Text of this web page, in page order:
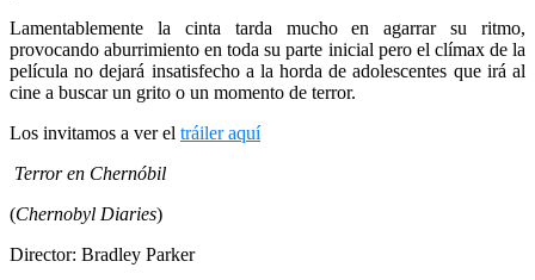
Lamentablemente la cinta tarda mucho en agarrar su ritmo,
provocando aburrimiento en toda su parte inicial pero el clímax de la
película no dejará insatisfecho a la horda de adolescentes que irá al
cine a buscar un grito o un momento de terror.
Los invitamos a ver el tráiler aquí
Terror en Chernóbil
(Chernobyl Diaries)
Director: Bradley Parker